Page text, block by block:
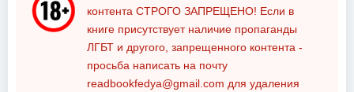
контента СТРОГО ЗАПРЕЩЕНО! Если в
книге присутствует наличие пропаганды
ЛГБТ и другого, запрещенного контента -
просьба написать на почту
readbookfedya@gmail.com для удаления